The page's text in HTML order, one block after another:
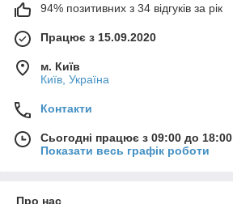
94% позитивних з 34 відгуків за рік
Працює з 15.09.2020
м. Київ
Київ, Україна
Контакти
Сьогодні працює з 09:00 до 18:00
Показати весь графік роботи
Про нас